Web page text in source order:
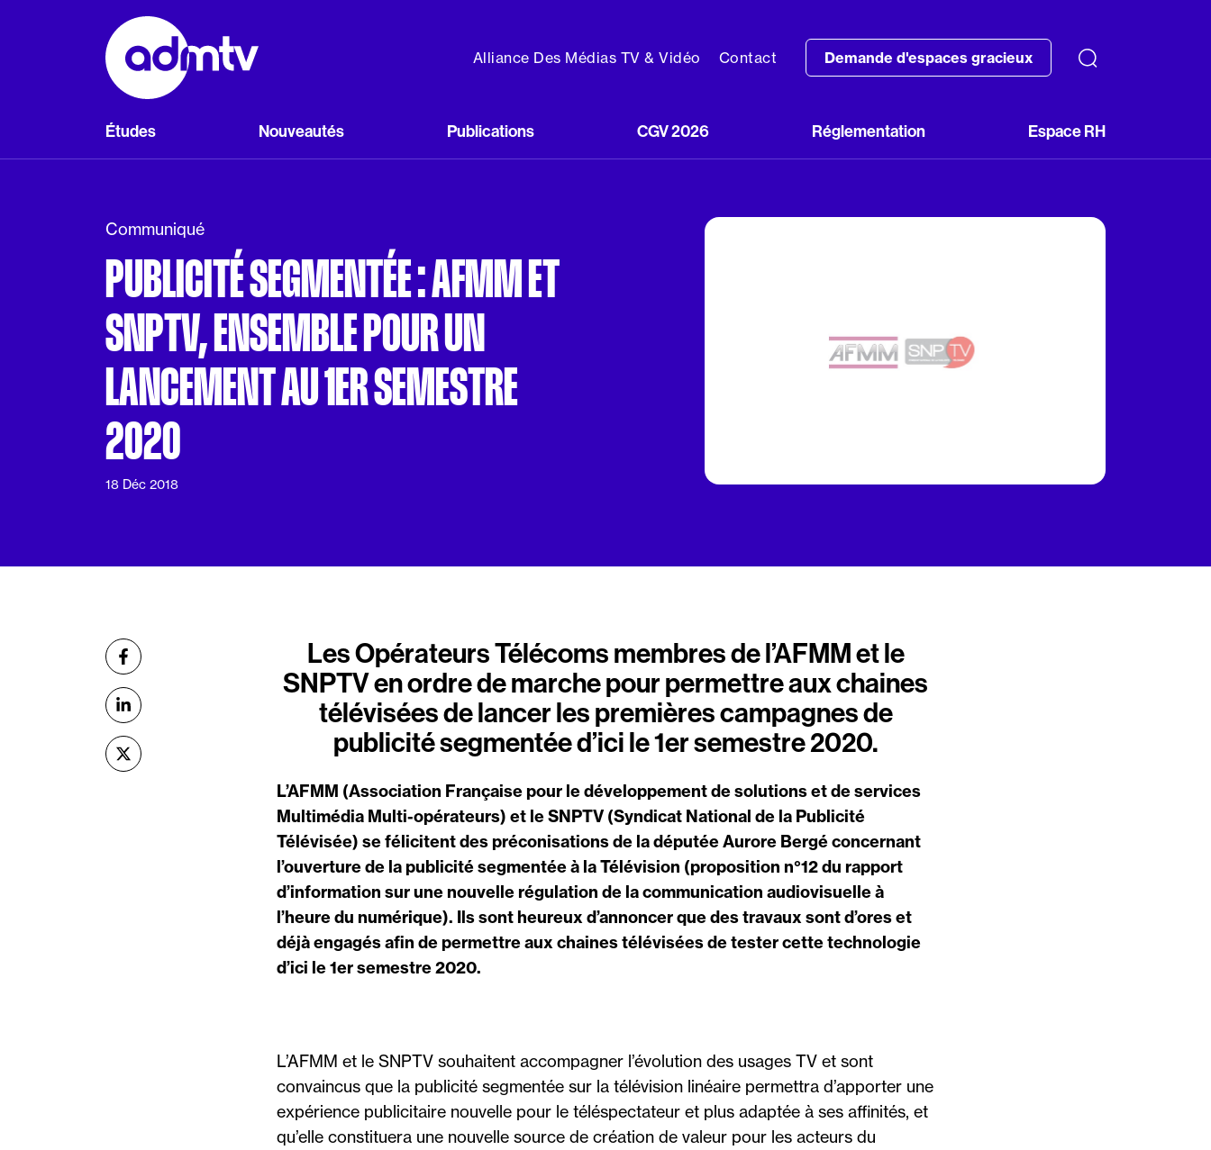
Aller au contenu principal
Alliance Des Médias TV & Vidéo Contact Demande d'espaces gracieux
Études Nouveautés Publications CGV 2026 Réglementation Espace RH
Communiqué
PUBLICITÉ SEGMENTÉE : AFMM ET
SNPTV, ENSEMBLE POUR UN
LANCEMENT AU 1ER SEMESTRE
2020
18 Déc 2018
Partager
sur Facebook
sur Linkedin
sur X (Twitter)
Les Opérateurs Télécoms membres de l’AFMM et le
SNPTV en ordre de marche pour permettre aux chaines
télévisées de lancer les premières campagnes de
publicité segmentée d’ici le 1er semestre 2020.
L’AFMM (Association Française pour le développement de solutions et de services
Multimédia Multi-opérateurs) et le SNPTV (Syndicat National de la Publicité
Télévisée) se félicitent des préconisations de la députée Aurore Bergé concernant
l’ouverture de la publicité segmentée à la Télévision (proposition n°12 du rapport
d’information sur une nouvelle régulation de la communication audiovisuelle à
l’heure du numérique). Ils sont heureux d’annoncer que des travaux sont d’ores et
déjà engagés afin de permettre aux chaines télévisées de tester cette technologie
d’ici le 1er semestre 2020.
L’AFMM et le SNPTV souhaitent accompagner l’évolution des usages TV et sont
convaincus que la publicité segmentée sur la télévision linéaire permettra d’apporter une
expérience publicitaire nouvelle pour le téléspectateur et plus adaptée à ses affinités, et
qu’elle constituera une nouvelle source de création de valeur pour les acteurs du